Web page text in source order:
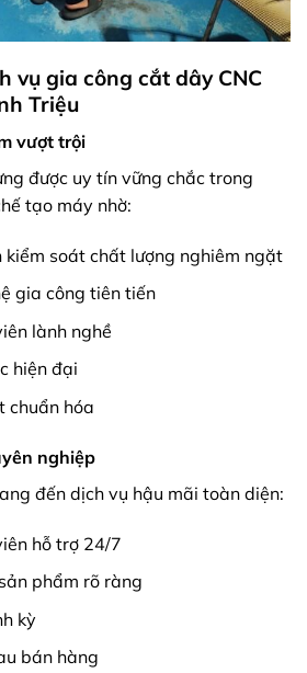
vụ gia công cắt dây CNC
Triệu
vượt trội
được uy tín vững chắc trong
tạo máy nhờ:
soát chất lượng nghiêm ngặt
gia công tiên tiến
lành nghề
hiện đại
chuẩn hóa
nghiệp
đến dịch vụ hậu mãi toàn diện:
hỗ trợ 24/7
phẩm rõ ràng
kỳ
bán hàng